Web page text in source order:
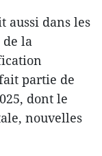
aussi dans les
la
partie de
dont le
nouvelles